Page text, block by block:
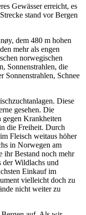
Gewässer erreicht, es
stand vor Bergen
dem 480 m hohen
mehr als engen
norwegischen
Sonnenstrahlen, die
Sonnenstrahlen, Schnee
Diese
gesehen. Die
Krankheiten
die Freiheit. Durch
Fleisch weitaus höher
in Norwegen am
ihr Bestand noch mehr
der Wildlachs und
Einkauf im
vielleicht doch zu
nicht weiter zu